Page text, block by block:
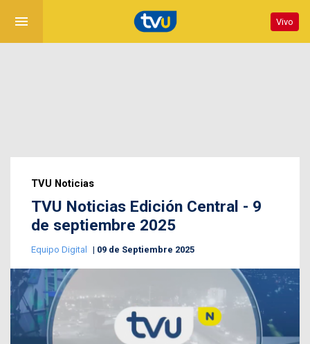
menu Vivo
TVU Noticias
TVU Noticias Edición Central - 9
de septiembre 2025
Equipo Digital 09 de Septiembre 2025